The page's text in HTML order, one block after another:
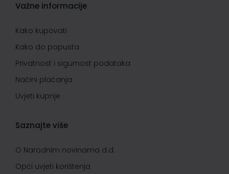
Važne informacije
Kako kupovati
Kako do popusta
Privatnost i sigurnost podataka
Načini plaćanja
Uvjeti kupnje
Saznajte više
O Narodnim novinama d.d.
Opći uvjeti korištenja